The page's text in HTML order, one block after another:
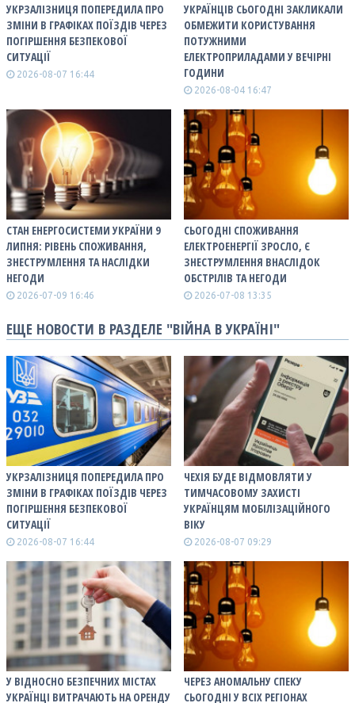
УКРЗАЛІЗНИЦЯ ПОПЕРЕДИЛА ПРО
ЗМІНИ В ГРАФІКАХ ПОЇЗДІВ ЧЕРЕЗ
ПОГІРШЕННЯ БЕЗПЕКОВОЇ
СИТУАЦІЇ
2026-08-07 16:44
УКРАЇНЦІВ СЬОГОДНІ ЗАКЛИКАЛИ
ОБМЕЖИТИ КОРИСТУВАННЯ
ПОТУЖНИМИ
ЕЛЕКТРОПРИЛАДАМИ У ВЕЧІРНІ
ГОДИНИ
2026-08-04 16:47
СТАН ЕНЕРГОСИСТЕМИ УКРАЇНИ 9
ЛИПНЯ: РІВЕНЬ СПОЖИВАННЯ,
ЗНЕСТРУМЛЕННЯ ТА НАСЛІДКИ
НЕГОДИ
2026-07-09 16:46
СЬОГОДНІ СПОЖИВАННЯ
ЕЛЕКТРОЕНЕРГІЇ ЗРОСЛО, Є
ЗНЕСТРУМЛЕННЯ ВНАСЛІДОК
ОБСТРІЛІВ ТА НЕГОДИ
2026-07-08 13:35
ЕЩЕ НОВОСТИ В РАЗДЕЛЕ "ВІЙНА В УКРАЇНІ"
УКРЗАЛІЗНИЦЯ ПОПЕРЕДИЛА ПРО
ЗМІНИ В ГРАФІКАХ ПОЇЗДІВ ЧЕРЕЗ
ПОГІРШЕННЯ БЕЗПЕКОВОЇ
СИТУАЦІЇ
2026-08-07 16:44
ЧЕХІЯ БУДЕ ВІДМОВЛЯТИ У
ТИМЧАСОВОМУ ЗАХИСТІ
УКРАЇНЦЯМ МОБІЛІЗАЦІЙНОГО
ВІКУ
2026-08-07 09:29
У ВІДНОСНО БЕЗПЕЧНИХ МІСТАХ
УКРАЇНЦІ ВИТРАЧАЮТЬ НА ОРЕНДУ
ЧЕРЕЗ АНОМАЛЬНУ СПЕКУ
СЬОГОДНІ У ВСІХ РЕГІОНАХ